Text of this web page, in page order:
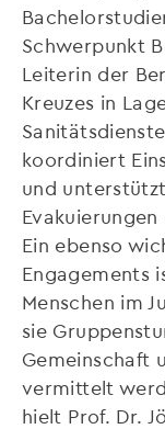
Schwerpunkt
Leiterin der
Kreuzes in
koordiniert
und
Ein ebenso
Engagements
Menschen im
sie
Gemeinschaft
vermittelt
hielt Prof. Dr.